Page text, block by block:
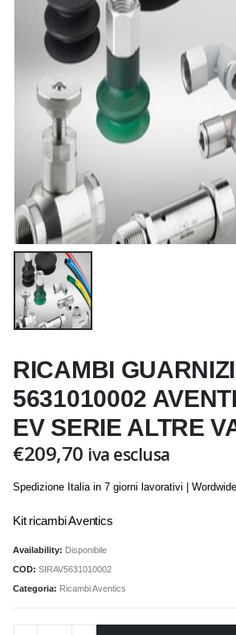
RICAMBI
5631010002
EV SERIE ALTRE
€209,70 iva esclusa
Spedizione Italia in 7 giorni lavorativi |
Kit ricambi Aventics
Availability: Disponibile
COD: SIRAV5631010002
Categoria: Ricambi Aventics